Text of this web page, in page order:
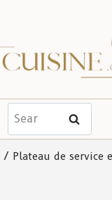
Search
/ Plateau de service